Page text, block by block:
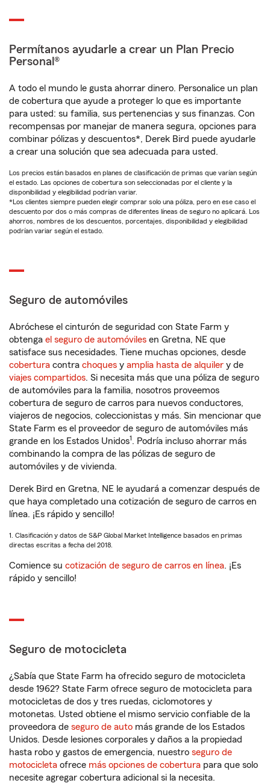
Permítanos ayudarle a crear un Plan Precio
Personal®
A todo el mundo le gusta ahorrar dinero. Personalice un plan
de cobertura que ayude a proteger lo que es importante
para usted: su familia, sus pertenencias y sus finanzas. Con
recompensas por manejar de manera segura, opciones para
combinar pólizas y descuentos*, Derek Bird puede ayudarle
a crear una solución que sea adecuada para usted.
Los precios están basados en planes de clasificación de primas que varían según
el estado. Las opciones de cobertura son seleccionadas por el cliente y la
disponibilidad y elegibilidad podrían variar.
*Los clientes siempre pueden elegir comprar solo una póliza, pero en ese caso el
descuento por dos o más compras de diferentes líneas de seguro no aplicará. Los
ahorros, nombres de los descuentos, porcentajes, disponibilidad y elegibilidad
podrían variar según el estado.
Seguro de automóviles
Abróchese el cinturón de seguridad con State Farm y
obtenga el seguro de automóviles en Gretna, NE que
satisface sus necesidades. Tiene muchas opciones, desde
cobertura contra choques y amplia hasta de alquiler y de
viajes compartidos. Si necesita más que una póliza de seguro
de automóviles para la familia, nosotros proveemos
cobertura de seguro de carros para nuevos conductores,
viajeros de negocios, coleccionistas y más. Sin mencionar que
State Farm es el proveedor de seguro de automóviles más
grande en los Estados Unidos1. Podría incluso ahorrar más
combinando la compra de las pólizas de seguro de
automóviles y de vivienda.
Derek Bird en Gretna, NE le ayudará a comenzar después de
que haya completado una cotización de seguro de carros en
línea. ¡Es rápido y sencillo!
1. Clasificación y datos de S&P Global Market Intelligence basados en primas
directas escritas a fecha del 2018.
Comience su cotización de seguro de carros en línea. ¡Es
rápido y sencillo!
Seguro de motocicleta
¿Sabía que State Farm ha ofrecido seguro de motocicleta
desde 1962? State Farm ofrece seguro de motocicleta para
motocicletas de dos y tres ruedas, ciclomotores y
motonetas. Usted obtiene el mismo servicio confiable de la
proveedora de seguro de auto más grande de los Estados
Unidos. Desde lesiones corporales y daños a la propiedad
hasta robo y gastos de emergencia, nuestro seguro de
motocicleta ofrece más opciones de cobertura para que solo
necesite agregar cobertura adicional si la necesita.